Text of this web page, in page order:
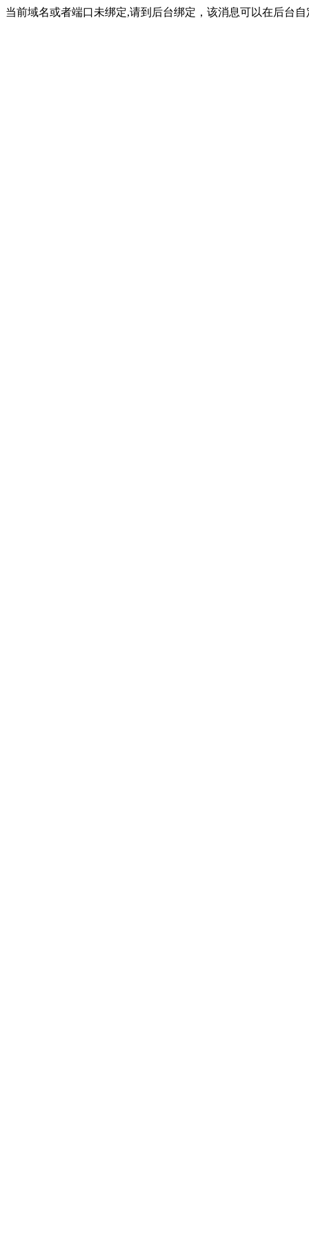
当前域名或者端口未绑定,请到后台绑定，该消息可以在后台自